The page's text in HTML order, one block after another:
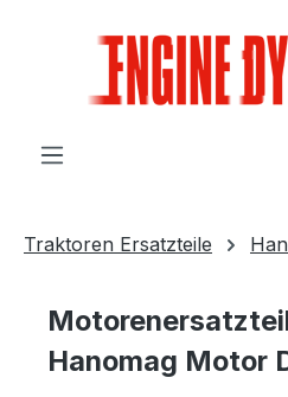
Traktoren Ersatzteile
Hanomag Motor